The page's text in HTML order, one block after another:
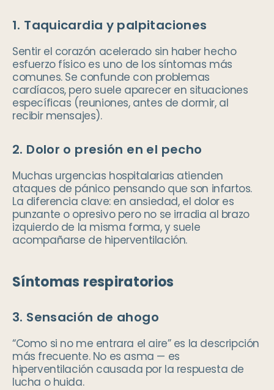
1. Taquicardia y palpitaciones
Sentir el corazón acelerado sin haber hecho
esfuerzo físico es uno de los síntomas más
comunes. Se confunde con problemas
cardíacos, pero suele aparecer en situaciones
específicas (reuniones, antes de dormir, al
recibir mensajes).
2. Dolor o presión en el pecho
Muchas urgencias hospitalarias atienden
ataques de pánico pensando que son infartos.
La diferencia clave: en ansiedad, el dolor es
punzante o opresivo pero no se irradia al brazo
izquierdo de la misma forma, y suele
acompañarse de hiperventilación.
Síntomas respiratorios
3. Sensación de ahogo
“Como si no me entrara el aire” es la descripción
más frecuente. No es asma — es
hiperventilación causada por la respuesta de
lucha o huida.